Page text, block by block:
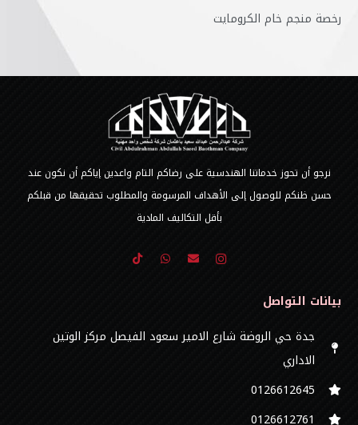
رخصة منجم خام الكرومايت
نرجو أن تحوز خدماتنا الهندسية على رضاكم التام واعدين إياكم أن نكون عند
حسن ظنكم للوصول إلى الأهداف المرسومة والمطلوب تحقيقها من قبلكم
بأقل التكاليف المادية
بيانات التواصل
جدة حي الروضة شارع الامير سعود الفيصل مركز الوتين
الاداري
0126612645‬
‭0126612761